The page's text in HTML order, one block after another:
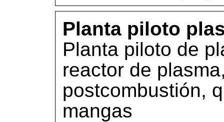
Planta piloto
Planta piloto de
reactor de
postcombustión,
mangas